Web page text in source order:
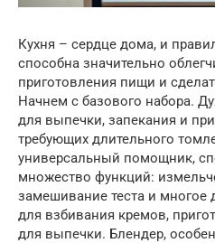
Кухня – сердце дома, и
способна значительно
приготовления пищи и
Начнем с базового набора.
для выпечки, запекания и
требующих длительного
универсальный помощник,
множество функций:
замешивание теста и многое
для взбивания кремов,
для выпечки. Блендер,